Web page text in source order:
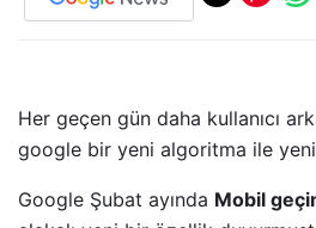
Her geçen gün daha kullanıcı
google bir yeni algoritma ile
Google Şubat ayında Mobil